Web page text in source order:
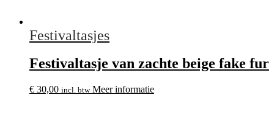
Festivaltasjes
Festivaltasje van zachte beige fake fur
€ 30,00 incl. btw Meer informatie